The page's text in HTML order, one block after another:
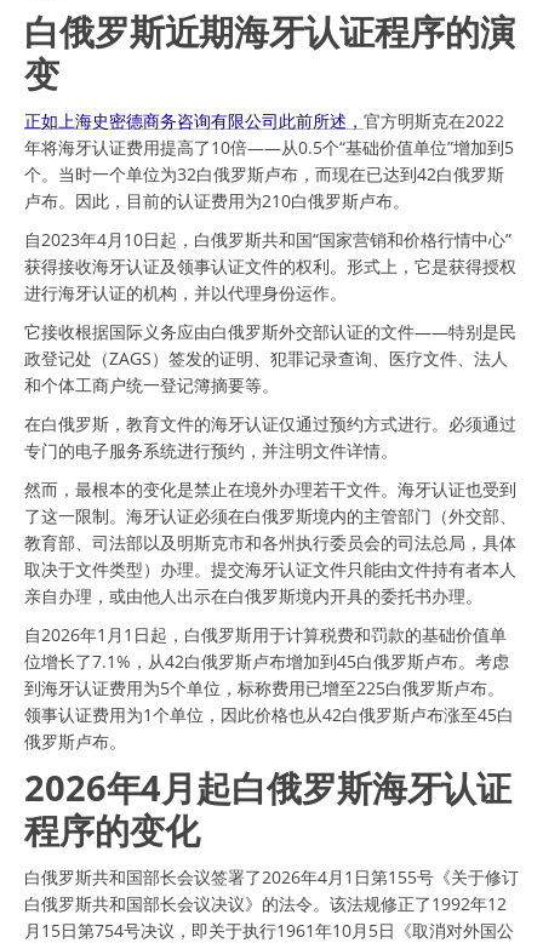
白俄罗斯近期海牙认证程序的演
变
正如上海史密德商务咨询有限公司此前所述， 官方明斯克在2022
年将海牙认证费用提高了10倍——从0.5个“基础价值单位”增加到5
个。当时一个单位为32白俄罗斯卢布，而现在已达到42白俄罗斯
卢布。因此，目前的认证费用为210白俄罗斯卢布。
自2023年4月10日起，白俄罗斯共和国“国家营销和价格行情中心”
获得接收海牙认证及领事认证文件的权利。形式上，它是获得授权
进行海牙认证的机构，并以代理身份运作。
它接收根据国际义务应由白俄罗斯外交部认证的文件——特别是民
政登记处（ZAGS）签发的证明、犯罪记录查询、医疗文件、法人
和个体工商户统一登记簿摘要等。
在白俄罗斯，教育文件的海牙认证仅通过预约方式进行。必须通过
专门的电子服务系统进行预约，并注明文件详情。
然而，最根本的变化是禁止在境外办理若干文件。海牙认证也受到
了这一限制。海牙认证必须在白俄罗斯境内的主管部门（外交部、
教育部、司法部以及明斯克市和各州执行委员会的司法总局，具体
取决于文件类型）办理。提交海牙认证文件只能由文件持有者本人
亲自办理，或由他人出示在白俄罗斯境内开具的委托书办理。
自2026年1月1日起，白俄罗斯用于计算税费和罚款的基础价值单
位增长了7.1%，从42白俄罗斯卢布增加到45白俄罗斯卢布。考虑
到海牙认证费用为5个单位，标称费用已增至225白俄罗斯卢布。
领事认证费用为1个单位，因此价格也从42白俄罗斯卢布涨至45白
俄罗斯卢布。
2026年4月起白俄罗斯海牙认证
程序的变化
白俄罗斯共和国部长会议签署了2026年4月1日第155号《关于修订
白俄罗斯共和国部长会议决议》的法令。该法规修正了1992年12
月15日第754号决议，即关于执行1961年10月5日《取消对外国公